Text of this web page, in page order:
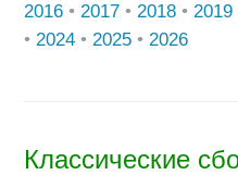
2016 • 2017 • 2018 • 2019
• 2024 • 2025 • 2026
Классические